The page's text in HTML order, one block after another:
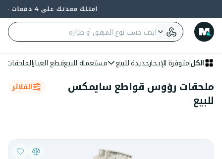
امتلك معدتك على 4 دفعات — 0% فائدة وبدون بنك
الكل متوفرة للإيجارجديدة للبيع مستعملة للبيعقطع الغيارالملحقات
ملحقات رؤوس قواطع سايمكس
للبيع
الفلاتر